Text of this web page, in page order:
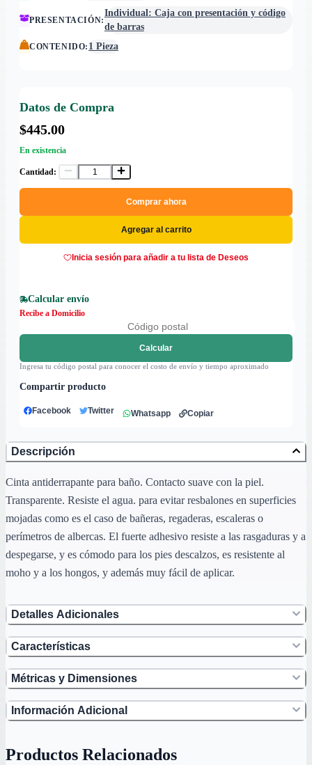
PRESENTACIÓN:
Individual: Caja con presentación y código
de barras
CONTENIDO: 1 Pieza
Datos de Compra
$445.00
En existencia
Cantidad:
Comprar ahora
Agregar al carrito
Inicia sesión para añadir a tu lista de Deseos
Calcular envío
Recibe a Domicilio
Calcular
Ingresa tu código postal para conocer el costo de envío y tiempo aproximado
Compartir producto
Facebook Twitter Whatsapp Copiar
Descripción
Cinta antiderrapante para baño. Contacto suave con la piel.
Transparente. Resiste el agua. para evitar resbalones en superficies
mojadas como es el caso de bañeras, regaderas, escaleras o
perímetros de albercas. El fuerte adhesivo resiste a las rasgaduras y a
despegarse, y es cómodo para los pies descalzos, es resistente al
moho y a los hongos, y además muy fácil de aplicar.
Detalles Adicionales
Características
Métricas y Dimensiones
Información Adicional
Productos Relacionados